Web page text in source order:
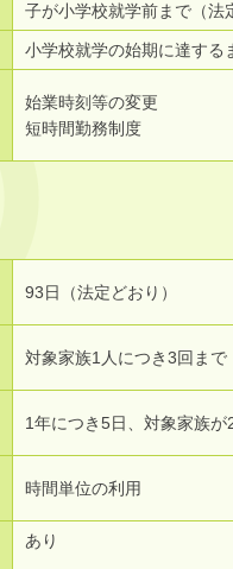
子が小学校就学前まで（法
小学校就学の始期に達する
始業時刻等の変更
短時間勤務制度
93日（法定どおり）
対象家族1人につき3回まで
1年につき5日、対象家族
時間単位の利用
あり